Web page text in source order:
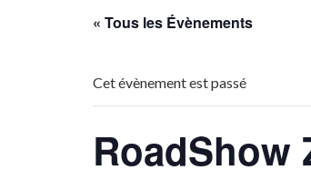
« Tous les Évènements
Cet évènement est passé
RoadShow